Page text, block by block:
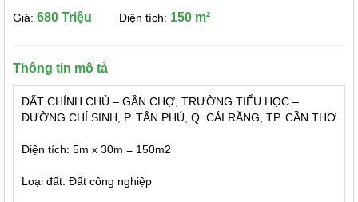
Giá: 680 Triệu Diện tích: 150 m²
Thông tin mô tả
ĐẤT CHÍNH CHỦ – GẦN CHỢ, TRƯỜNG TIỂU HỌC –
ĐƯỜNG CHÍ SINH, P. TÂN PHÚ, Q. CÁI RĂNG, TP. CẦN THƠ
Diện tích: 5m x 30m = 150m2
Loại đất: Đất công nghiệp